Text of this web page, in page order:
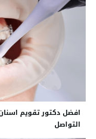
التواصل